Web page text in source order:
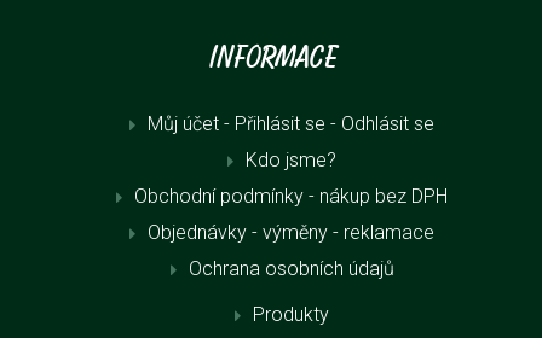
Informace
Můj účet - Přihlásit se - Odhlásit se
Kdo jsme?
Obchodní podmínky - nákup bez DPH
Objednávky - výměny - reklamace
Ochrana osobních údajů
Produkty